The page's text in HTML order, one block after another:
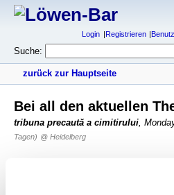
Login Registrieren
Suche:
zurück zur Hauptseite
Bei all den aktuellen
tribuna precaută a cimitirului,
Tagen) @ Heidelberg
Wann findet sich jemand, der